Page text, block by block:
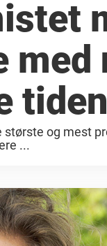
med
tiden
og mest
...